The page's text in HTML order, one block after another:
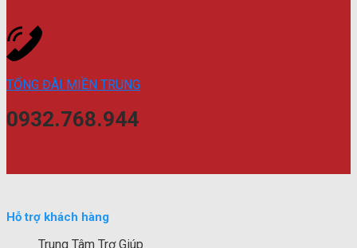
TỔNG ĐÀI MIỀN TRUNG
0932.768.944
Hỗ trợ khách hàng
Trung Tâm Trợ Giúp